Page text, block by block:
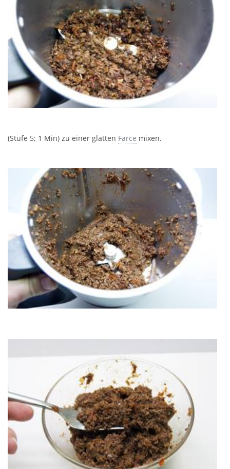
(Stufe 5; 1 Min) zu einer glatten Farce mixen.